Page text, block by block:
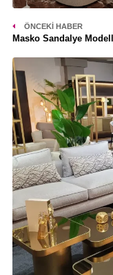
ÖNCEKI HABER
Masko Sandalye